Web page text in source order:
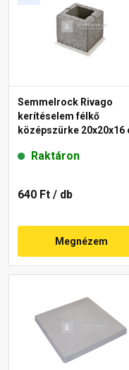
Semmelrock Rivago
kerítéselem félkő
középszürke 20x20x16
Raktáron
640 Ft / db
Megnézem